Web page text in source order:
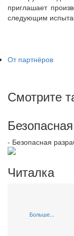
приглашает
следующим
От партнёров
Смотрите
- Безопасная
Читалка
Больше...